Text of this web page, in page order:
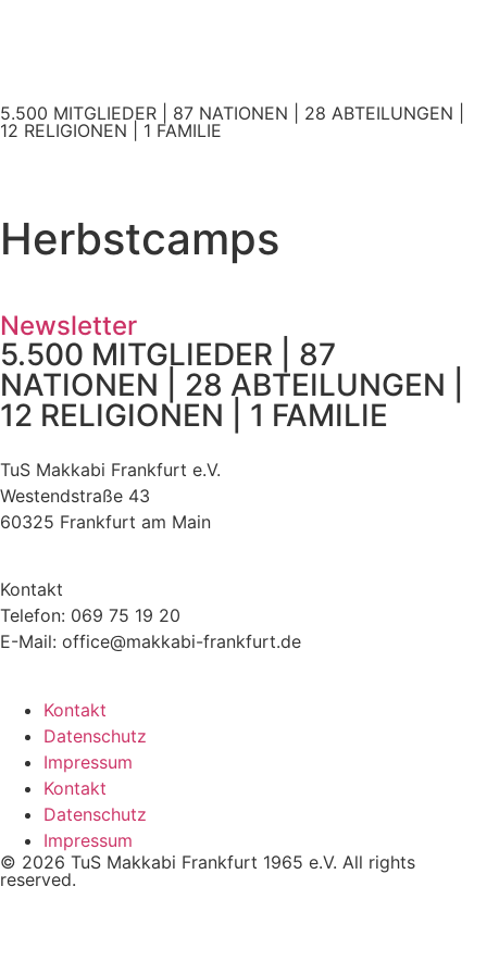
5.500 MITGLIEDER | 87 NATIONEN | 28 ABTEILUNGEN |
12 RELIGIONEN | 1 FAMILIE
Herbstcamps
Newsletter
5.500 MITGLIEDER | 87
NATIONEN | 28 ABTEILUNGEN |
12 RELIGIONEN | 1 FAMILIE
TuS Makkabi Frankfurt e.V.
Westendstraße 43
60325 Frankfurt am Main
Kontakt
Telefon: 069 75 19 20
E-Mail: office@makkabi-frankfurt.de
Kontakt
Datenschutz
Impressum
Kontakt
Datenschutz
Impressum
© 2026 TuS Makkabi Frankfurt 1965 e.V. All rights
reserved.